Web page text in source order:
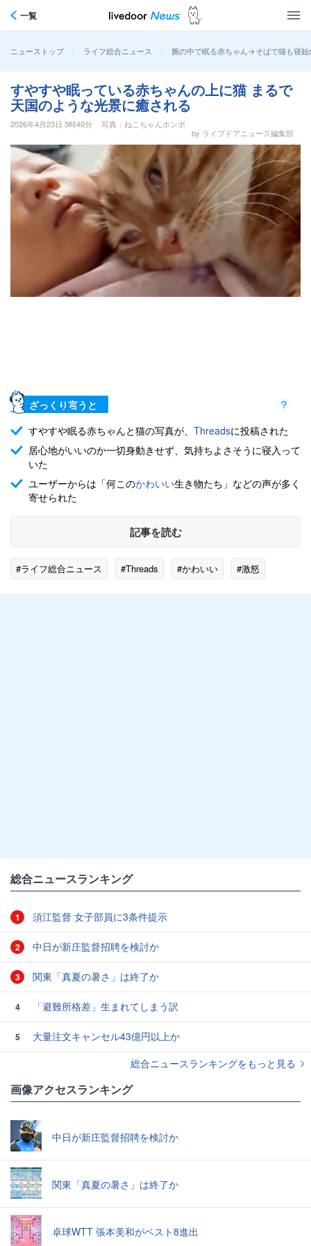
一覧
ニューストップ > ライフ総合ニュース > 腕の中で眠る赤ちゃん→そばで猫も寝
すやすや眠っている赤ちゃんの上に猫 まるで
天国のような光景に癒される
2026年4月23日 5時40分
写真：ねこちゃんホンポ
by ライブドアニュース編集部
ざっくり言うと
すやすや眠る赤ちゃんと猫の写真が、 Threadsに投稿された
居心地がいいのか一切身動きせず、気持ちよさそうに寝入って
いた
ユーザーからは「何このかわいい生き物たち」などの声が多く
寄せられた
記事を読む
#ライフ総合ニュース #Threads #かわいい #激怒
総合ニュースランキング
1 須江監督 女子部員に3条件提示
2 中日が新庄監督招聘を検討か
3 関東「真夏の暑さ」は終了か
4 「避難所格差」生まれてしまう訳
5
大量注文キャンセル43億円以上か
総合ニュースランキングをもっと見る
画像アクセスランキング
中日が新庄監督招聘を検討か
関東「真夏の暑さ」は終了か
卓球WTT 張本美和がベスト8進出